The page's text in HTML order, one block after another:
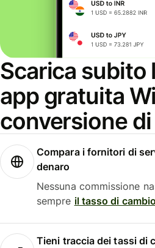
Scarica subito
app gratuita
conversione
Compara i fornitori di
denaro
Nessuna commissione
sempre il tasso di
Tieni traccia dei tassi di